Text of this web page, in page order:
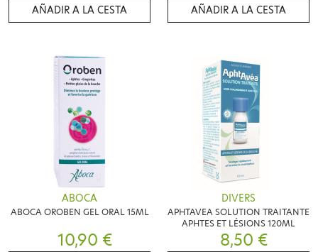
AÑADIR A LA CESTA AÑADIR A LA CESTA
ABOCA
ABOCA OROBEN GEL ORAL 15ML
10,90 €
DIVERS
APHTAVEA SOLUTION TRAITANTE
APHTES ET LÉSIONS 120ML
8,50 €